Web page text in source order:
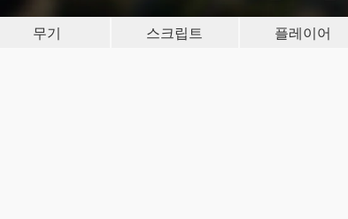
무기 스크립트 플레이어